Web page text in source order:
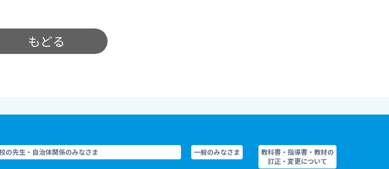
もどる
の先生・自治体関係のみなさま 一般のみなさま
教科書・指導書・教材の
訂正・変更について